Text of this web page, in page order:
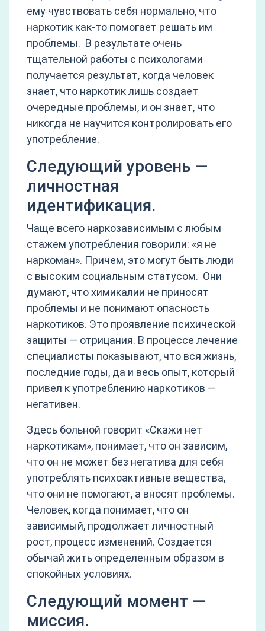
ему чувствовать себя нормально, что
наркотик как-то помогает решать им
проблемы. В результате очень
тщательной работы с психологами
получается результат, когда человек
знает, что наркотик лишь создает
очередные проблемы, и он знает, что
никогда не научится контролировать его
употребление.
Следующий уровень —
личностная
идентификация.
Чаще всего наркозависимым с любым
стажем употребления говорили: «я не
наркоман». Причем, это могут быть люди
с высоким социальным статусом. Они
думают, что химикалии не приносят
проблемы и не понимают опасность
наркотиков. Это проявление психической
защиты — отрицания. В процессе лечение
специалисты показывают, что вся жизнь,
последние годы, да и весь опыт, который
привел к употреблению наркотиков —
негативен.
Здесь больной говорит «Скажи нет
наркотикам», понимает, что он зависим,
что он не может без негатива для себя
употреблять психоактивные вещества,
что они не помогают, а вносят проблемы.
Человек, когда понимает, что он
зависимый, продолжает личностный
рост, процесс изменений. Создается
обычай жить определенным образом в
спокойных условиях.
Следующий момент —
миссия.